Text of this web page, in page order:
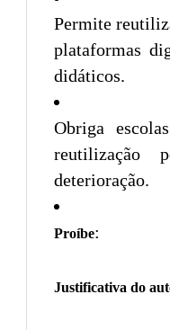
Permite
plataformas
didáticos.
Obriga
reutilização
deterioração.
Proíbe:
Justificativa do